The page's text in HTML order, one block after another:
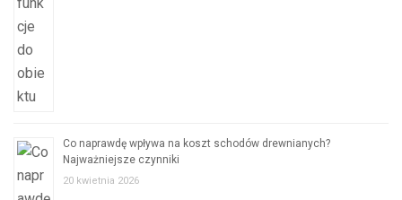
Co naprawdę wpływa na koszt schodów drewnianych?
Najważniejsze czynniki
20 kwietnia 2026